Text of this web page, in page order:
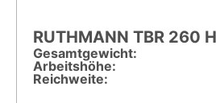
RUTHMANN TBR 260
Gesamt­gewicht:
Arbeitshöhe:
Reichweite: